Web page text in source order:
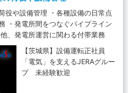
役や設備管理 ・各種設備の日常点
・発電所間をつなぐパイプライン
、発電所運営に関わる付帯業務
【茨城県】設備運転正社員
「電気」を支えるJERAグルー
プ 未経験歓迎